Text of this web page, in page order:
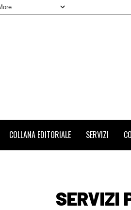
COLLANA EDITORIALE SERVIZI
SERVIZI